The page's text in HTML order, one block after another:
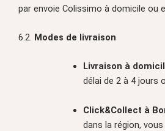
par envoie Colissimo à domicile ou
6.2. Modes de livraison
Livraison à
délai de 2 à 4 jours
Click&Collect à
dans la région,